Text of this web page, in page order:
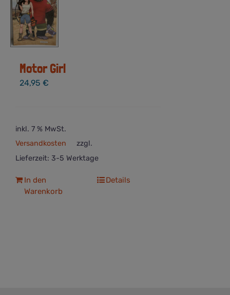
Motor Girl
24,95 €
inkl. 7 % MwSt.
zzgl.
Versandkosten
Lieferzeit: 3-5 Werktage
In den
Warenkorb
Details